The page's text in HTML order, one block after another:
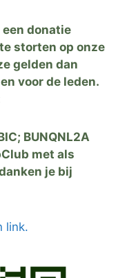
donatie
storten op onze
gelden dan
voor de leden.
BUNQNL2A
met als
je bij
link.